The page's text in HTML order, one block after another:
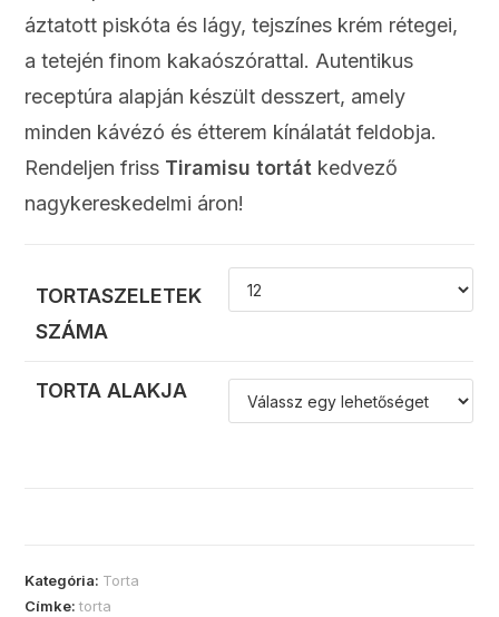
áztatott piskóta és lágy, tejszínes krém rétegei,
a tetején finom kakaószórattal. Autentikus
receptúra alapján készült desszert, amely
minden kávézó és étterem kínálatát feldobja.
Rendeljen friss Tiramisu tortát kedvező
nagykereskedelmi áron!
TORTASZELETEK
SZÁMA
TORTA ALAKJA
Kategória: Torta
Címke:torta